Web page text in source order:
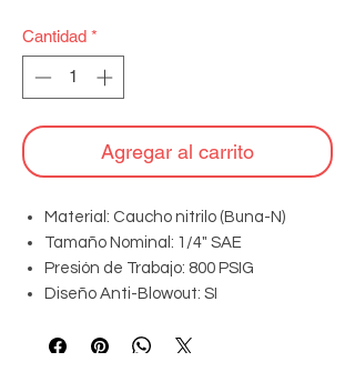
Cantidad *
Agregar al carrito
Material: Caucho nitrilo (Buna-N)
Tamaño Nominal: 1/4" SAE
Presión de Trabajo: 800 PSIG
Diseño Anti-Blowout: SI